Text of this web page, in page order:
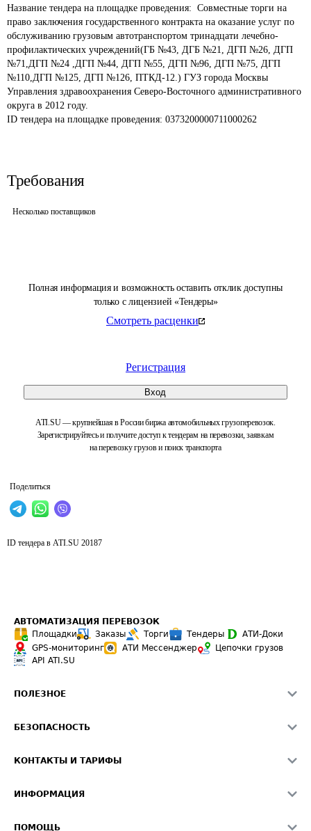
Полная информация и возможность оставить отклик доступны
только с лицензией «Тендеры»
Смотреть расценки
Регистрация
Вход
ATI.SU — крупнейшая в России биржа автомобильных грузоперевозок.
Зарегистрируйтесь и получите доступ к тендерам на перевозки, заявкам
на перевозку грузов и поиск транспорта
Поделиться
Название тендера на площадке проведения: Совместные торги на
право заключения государственного контракта на оказание услуг по
обслуживанию грузовым автотранспортом тринадцати лечебно-
профилактических учреждений(ГБ №43, ДГБ №21, ДГП №26, ДГП
№71,ДГП №24 ,ДГП №44, ДГП №55, ДГП №96, ДГП №75, ДГП
№110,ДГП №125, ДГП №126, ПТКД-12.) ГУЗ города Москвы
Управления здравоохранения Северо-Восточного административного
округа в 2012 году.
ID тендера на площадке проведения: 0373200000711000262
Требования
Несколько поставщиков
ID тендера в ATI.SU 20187
АВТОМАТИЗАЦИЯ ПЕРЕВОЗОК
Площадки
Заказы Торги Тендеры
АТИ-Доки
GPS-мониторинг
АТИ Мессенджер
Цепочки грузов
API ATI.SU
ПОЛЕЗНОЕ
Звезды ATI.SU на вашем сайте
Средние ставки
БЕЗОПАСНОСТЬ
Светофор+
О формировании Паспорта
КОНТАКТЫ И ТАРИФЫ
Реклама на сайте
ИНФОРМАЦИЯ
ПОМОЩЬ